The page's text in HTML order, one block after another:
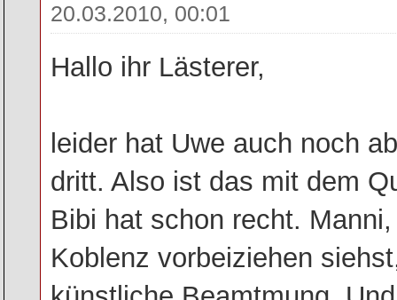
20.03.2010, 00:01
Hallo ihr Lästerer,
leider hat Uwe auch noch
dritt. Also ist das mit dem
Bibi hat schon recht.
Koblenz vorbeiziehen